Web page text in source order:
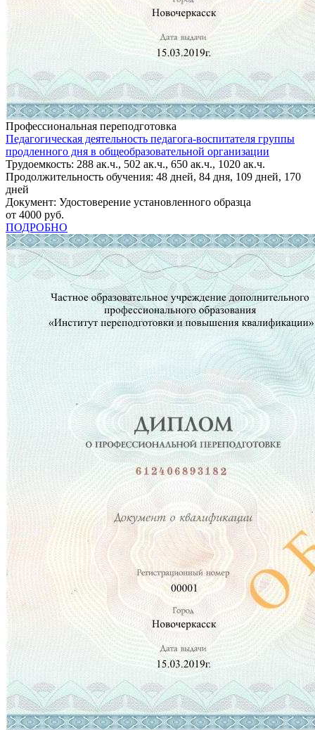
Профессиональная переподготовка
Педагогическая деятельность педагога-воспитателя группы
продленного дня в общеобразовательной организации
Трудоемкость: 288 ак.ч., 502 ак.ч., 650 ак.ч., 1020 ак.ч.
Продолжительность обучения: 48 дней, 84 дня, 109 дней, 170
дней
Документ: Удостоверение установленного образца
от 4000 руб.
ПОДРОБНО